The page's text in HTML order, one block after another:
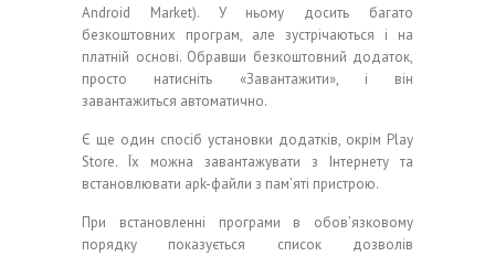
Android Market). У ньому досить багато
безкоштовних програм, але зустрічаються і на
платній основі. Обравши безкоштовний додаток,
просто натисніть «Завантажити», і він
завантажиться автоматично.
Є ще один спосіб установки додатків, окрім Play
Store. Їх можна завантажувати з Інтернету та
встановлювати apk-файли з пам’яті пристрою.
При встановленні програми в обов’язковому
порядку показується список дозволів